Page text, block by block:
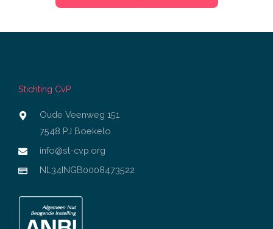
Stichting CvP
Oude Veenweg 151
7548 PJ Boekelo
info@st-cvp.org
NL34INGB0008473522